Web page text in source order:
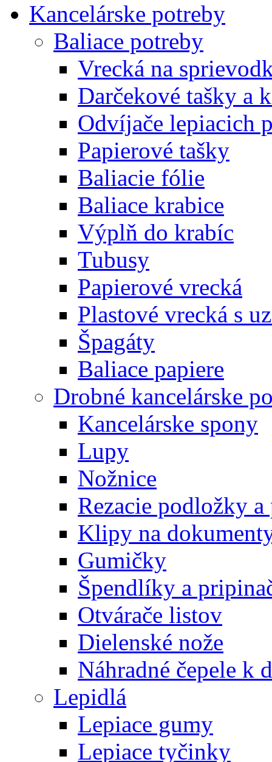
Kancelárske potreby
Baliace potreby
Vrecká na
Darčekové tašky a
Odvíjače lepiacich
Papierové tašky
Baliacie fólie
Baliace krabice
Výplň do krabíc
Tubusy
Papierové vrecká
Plastové vrecká s
Špagáty
Baliace papiere
Drobné kancelárske
Kancelárske spony
Lupy
Nožnice
Rezacie podložky
Klipy na
Gumičky
Špendlíky a
Otvárače listov
Dielenské nože
Náhradné čepele k
Lepidlá
Lepiace gumy
Lepiace tyčinky